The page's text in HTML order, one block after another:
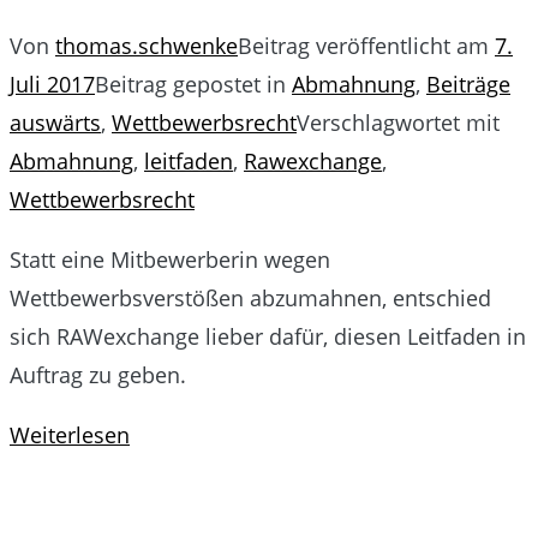
Von thomas.schwenkeBeitrag veröffentlicht am 7.
Juli 2017Beitrag gepostet in Abmahnung, Beiträge
auswärts, WettbewerbsrechtVerschlagwortet mit
Abmahnung, leitfaden, Rawexchange,
Wettbewerbsrecht
Statt eine Mitbewerberin wegen
Wettbewerbsverstößen abzumahnen, entschied
sich RAWexchange lieber dafür, diesen Leitfaden in
Auftrag zu geben.
Weiterlesen